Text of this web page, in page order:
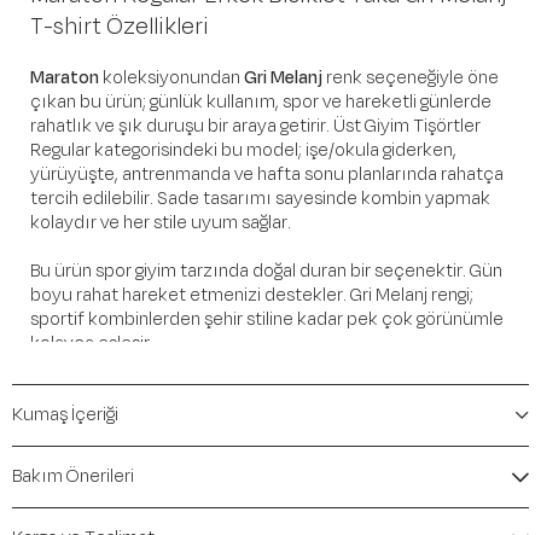
T-shirt Özellikleri
Maraton koleksiyonundanGri Melanjrenk seçeneğiyle öne
çıkan bu ürün; günlük kullanım, spor ve hareketli günlerde
rahatlık ve şık duruşu bir araya getirir. Üst Giyim Tişörtler
Regular kategorisindeki bu model; işe/okula giderken,
yürüyüşte, antrenmanda ve hafta sonu planlarında rahatça
tercih edilebilir. Sade tasarımı sayesinde kombin yapmak
kolaydır ve her stile uyum sağlar.
Bu ürün spor giyim tarzında doğal duran bir seçenektir. Gün
boyu rahat hareket etmenizi destekler. Gri Melanj rengi;
sportif kombinlerden şehir stiline kadar pek çok görünümle
kolayca eşleşir.
Öne Çıkan Detaylar
Marka:Maraton
Renk:Gri Melanj
Kumaş İçeriği
Bakım Önerileri